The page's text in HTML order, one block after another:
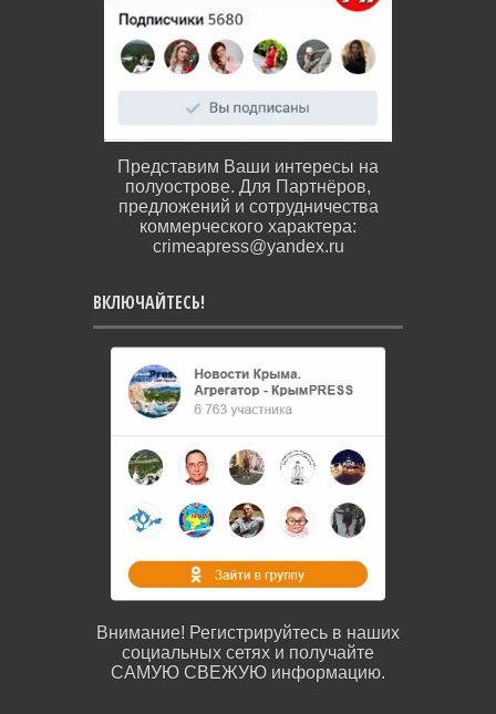
Представим Ваши интересы на
полуострове. Для Партнёров,
предложений и сотрудничества
коммерческого характера:
crimeapress@yandex.ru
ВКЛЮЧАЙТЕСЬ!
Внимание! Регистрируйтесь в наших
социальных сетях и получайте
САМУЮ СВЕЖУЮ информацию.